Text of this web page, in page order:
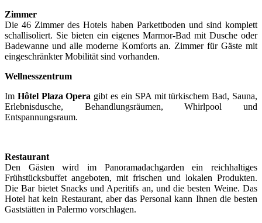
Zimmer
Die 46 Zimmer des Hotels haben Parkettboden und sind komplett
schallisoliert. Sie bieten ein eigenes Marmor-Bad mit Dusche oder
Badewanne und alle moderne Komforts an. Zimmer für Gäste mit
eingeschränkter Mobilität sind vorhanden.
Wellnesszentrum
Im Hôtel Plaza Opera gibt es ein SPA mit türkischem Bad, Sauna,
Erlebnisdusche, Behandlungsräumen, Whirlpool und
Entspannungsraum.
Restaurant
Den Gästen wird im Panoramadachgarden ein reichhaltiges
Frühstücksbuffet angeboten, mit frischen und lokalen Produkten.
Die Bar bietet Snacks und Aperitifs an, und die besten Weine. Das
Hotel hat kein Restaurant, aber das Personal kann Ihnen die besten
Gaststätten in Palermo vorschlagen.